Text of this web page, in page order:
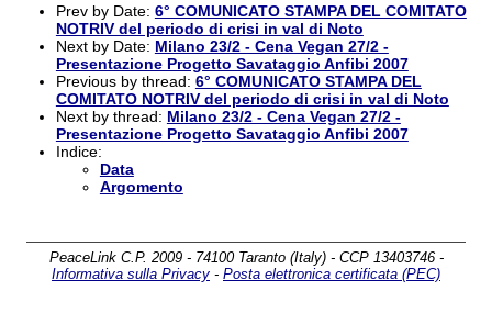
Prev by Date: 6° COMUNICATO STAMPA DEL COMITATO
NOTRIV del periodo di crisi in val di Noto
Next by Date: Milano 23/2 - Cena Vegan 27/2 -
Presentazione Progetto Savataggio Anfibi 2007
Previous by thread: 6° COMUNICATO STAMPA DEL
COMITATO NOTRIV del periodo di crisi in val di Noto
Next by thread: Milano 23/2 - Cena Vegan 27/2 -
Presentazione Progetto Savataggio Anfibi 2007
Indice:
Data
Argomento
PeaceLink C.P. 2009 - 74100 Taranto (Italy) - CCP 13403746 -
Informativa sulla Privacy - Posta elettronica certificata (PEC)